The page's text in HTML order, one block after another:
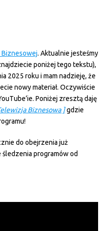
. Aktualnie jesteśmy
poniżej tego tekstu),
2025 roku i mam nadzieję, że
nowy materiał. Oczywiście
Poniżej zresztą daję
Biznesowa ]gdzie
do obejrzenia już
programów od